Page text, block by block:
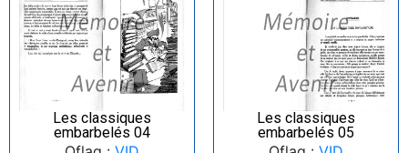
Les classiques
embarbelés 04
Les classiques
embarbelés 05